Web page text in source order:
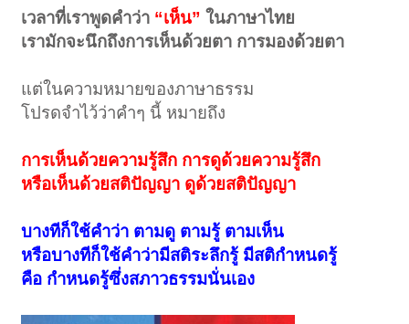
เวลาที่เราพูดคำว่า “เห็น”ในภาษาไทย
เรามักจะนึกถึงการเห็นด้วยตา การมองด้วยตา
แต่ในความหมายของภาษาธรรม
โปรดจำไว้ว่าคำๆ นี้ หมายถึง
การเห็นด้วยความรู้สึก การดูด้วยความรู้สึก
หรือเห็นด้วยสติปัญญา ดูด้วยสติปัญญา
บางทีก็ใช้คำว่า ตามดู ตามรู้ ตามเห็น
หรือบางทีก็ใช้คำว่ามีสติระลึกรู้ มีสติกำหนดรู้
คือ กำหนดรู้ซึ่งสภาวธรรมนั่นเอง